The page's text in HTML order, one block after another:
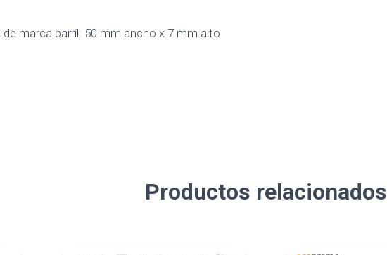
marca barril: 50 mm ancho x 7 mm alto
Productos relacionados